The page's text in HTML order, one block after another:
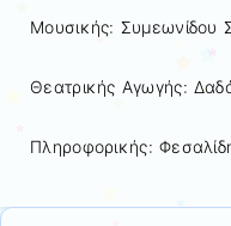
Μουσικής: Συμεωνίδου
Θεατρικής Αγωγής:
Πληροφορικής: